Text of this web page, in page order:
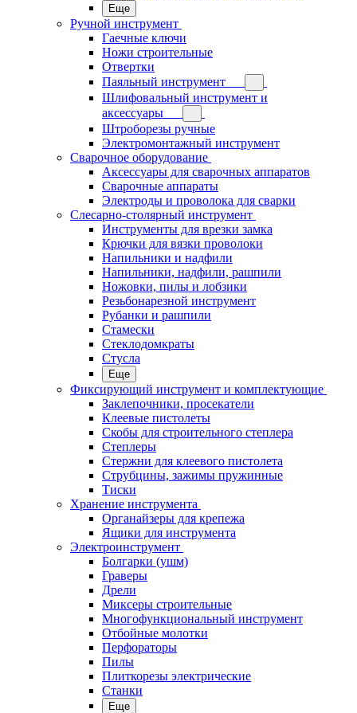
Еще
Ручной инструмент
Гаечные ключи
Ножи строительные
Отвертки
Паяльный инструмент
Шлифовальный инструмент и
аксессуары
Штроборезы ручные
Электромонтажный инструмент
Сварочное оборудование
Аксессуары для сварочных аппаратов
Сварочные аппараты
Электроды и проволока для сварки
Слесарно-столярный инструмент
Инструменты для врезки замка
Крючки для вязки проволоки
Напильники и надфили
Напильники, надфили, рашпили
Ножовки, пилы и лобзики
Резьбонарезной инструмент
Рубанки и рашпили
Стамески
Стеклодомкраты
Стусла
Еще
Фиксирующий инструмент и комплектующие
Заклепочники, просекатели
Клеевые пистолеты
Скобы для строительного степлера
Степлеры
Стержни для клеевого пистолета
Струбцины, зажимы пружинные
Тиски
Хранение инструмента
Органайзеры для крепежа
Ящики для инструмента
Электроинструмент
Болгарки (ушм)
Граверы
Дрели
Миксеры строительные
Многофункциональный инструмент
Отбойные молотки
Перфораторы
Пилы
Плиткорезы электрические
Станки
Еще